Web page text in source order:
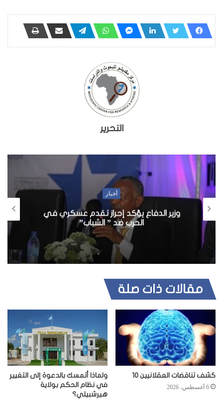
التحرير
أخبار
شاهد ….عمليات تصدير الموز عبر ميناء
مقديشو
مقالات ذات صلة
كشف تناقضات العقلانيين 10
6 أغسطس، 2026
ولماذا أتمسك بالدعوة إلى التغيير
في نظام الحكم بولاية
هيرشبيلي؟